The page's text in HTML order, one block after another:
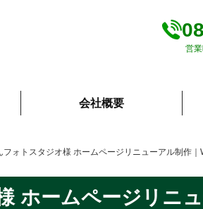
営
会社概要
フォトスタジオ様 ホームページリニューアル制作｜
ホームページリニ